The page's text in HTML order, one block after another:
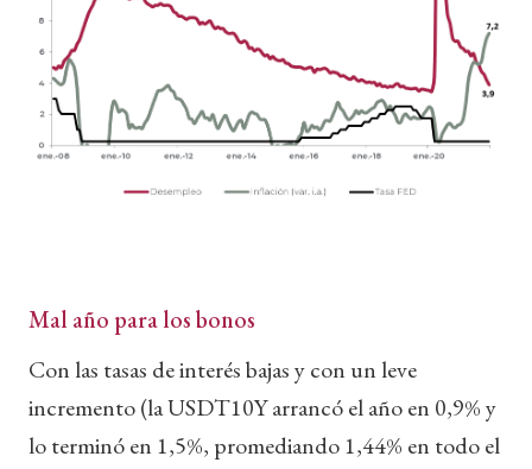
Mal año para los bonos
Con las tasas de interés bajas y con un leve
incremento (la USDT10Y arrancó el año en 0,9% y
lo terminó en 1,5%, promediando 1,44% en todo el